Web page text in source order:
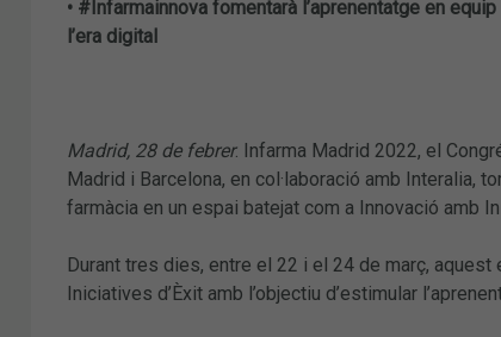
• #Infarmainnova fomentarà l’aprenentatge en
l’era digital
Madrid, 28 de febrer. Infarma Madrid 2022, el
Madrid i Barcelona, en col·laboració amb Interalia,
farmàcia en un espai batejat com a Innovació amb
Durant tres dies, entre el 22 i el 24 de març,
Iniciatives d’Èxit amb l’objectiu d’estimular